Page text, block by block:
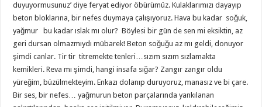
duyuyormusunuz’ diye feryat ediyor öbürümüz. Kulaklarımızı dayayıp
beton bloklarına, bir nefes duymaya çalışıyoruz. Hava bu kadar soğuk,
yağmur bu kadar ıslak mı olur? Böylesi bir gün de sen mi eksiktin, az
geri dursan olmazmıydı mübarek! Beton soğuğu az mı geldi, donuyor
şimdi canlar. Tir tir titremekte tenleri…sızım sızım sızlamakta
kemikleri. Reva mı şimdi, hangi insafa sığar? Zangır zangır oldu
yüreğim, büzülmekteyim. Enkazı dolanıp duruyoruz, manasız ve bi çare.
Bir ses, bir nefes… yağmurun beton parçalarında yankılanan